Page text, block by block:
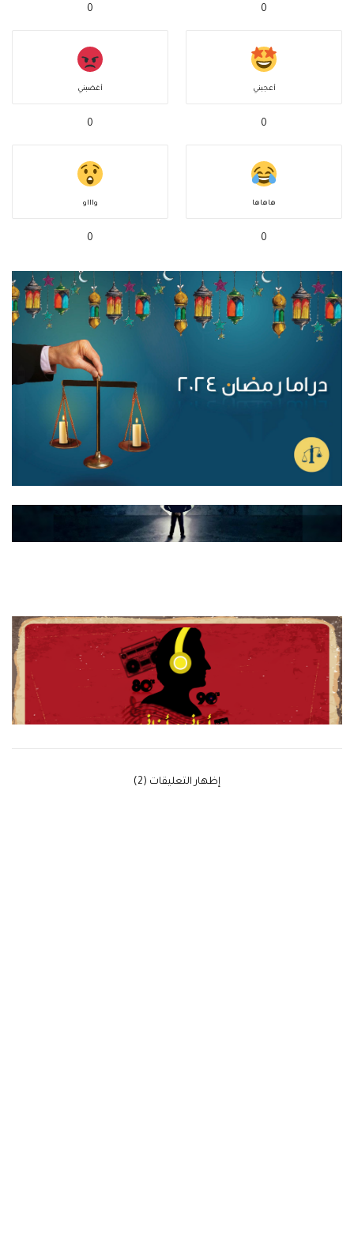
0
0
أعجبني
0
أغضبني
0
هاهاها
0
واااو
0
‫إظهار التعليقات (2)